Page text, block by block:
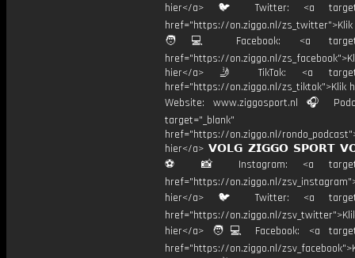
hier</a> 🐦 Twitter: <a
href="https://on.ziggo.nl/
🧑💻 Facebook: <a
href="https://on.ziggo.nl/
hier</a> 🤳 TikTok: <a
href="https://on.ziggo.nl/zs_tiktok">Klik
Website: www.ziggosport.nl 🎧
target="_blank"
href="https://on.ziggo.nl/
hier</a> 𝗩𝗢𝗟𝗚 𝗭𝗜𝗚𝗚𝗢 𝗦𝗣𝗢𝗥𝗧
⚽️ 📸 Instagram: <a
href="https://on.ziggo.nl/
hier</a> 🐦 Twitter: <a
href="https://on.ziggo.nl/
hier</a> 🧑💻 Facebook: <a
href="https://on.ziggo.nl/